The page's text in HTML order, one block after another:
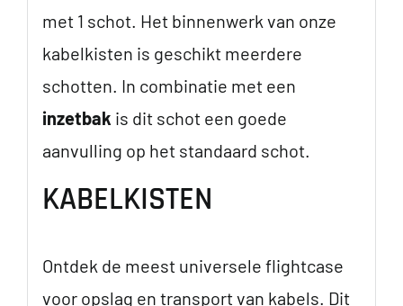
met 1 schot. Het binnenwerk van onze
kabelkisten is geschikt meerdere
schotten. In combinatie met een
inzetbak is dit schot een goede
aanvulling op het standaard schot.
KABELKISTEN
Ontdek de meest universele flightcase
voor opslag en transport van kabels. Dit